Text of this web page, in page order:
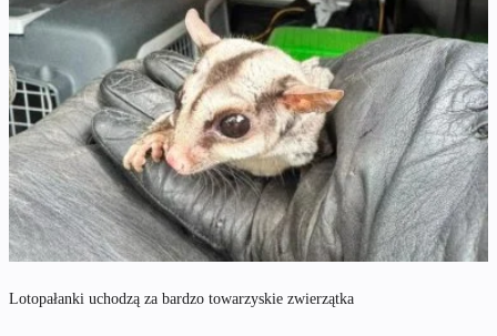
Lotopałanki uchodzą za bardzo towarzyskie zwierzątka